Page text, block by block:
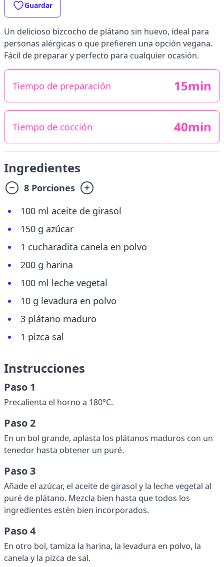
Guardar
Un delicioso bizcocho de plátano sin huevo, ideal para
personas alérgicas o que prefieren una opción vegana.
Fácil de preparar y perfecto para cualquier ocasión.
Tiempo de preparación 15min
Tiempo de cocción 40min
Ingredientes
8 Porciones
100 ml aceite de girasol
150 g azúcar
1 cucharadita canela en polvo
200 g harina
100 ml leche vegetal
10 g levadura en polvo
3 plátano maduro
1 pizca sal
Instrucciones
Paso 1
Precalienta el horno a 180°C.
Paso 2
En un bol grande, aplasta los plátanos maduros con un
tenedor hasta obtener un puré.
Paso 3
Añade el azúcar, el aceite de girasol y la leche vegetal al
puré de plátano. Mezcla bien hasta que todos los
ingredientes estén bien incorporados.
Paso 4
En otro bol, tamiza la harina, la levadura en polvo, la
canela y la pizca de sal.